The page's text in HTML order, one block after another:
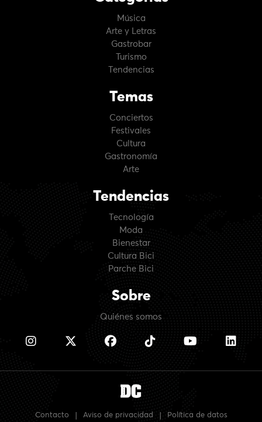
Música
Arte y Letras
Gastrobar
Turismo
Tendencias
Temas
Conciertos
Festivales
Cultura
Gastronomía
Arte
Tendencias
Tecnología
Moda
Bienestar
Cultura Bici
Parche Bici
Sobre
Quiénes somos
Contacto Aviso de privacidad Política de datos